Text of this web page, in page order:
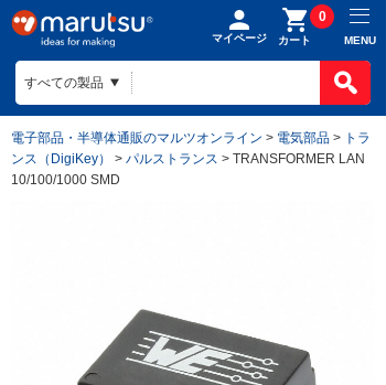
マイページ カート
0
MENU
電子部品・半導体通販のマルツオンライン > 電気部品 > トラ
ンス（DigiKey）
> パルストランス > TRANSFORMER LAN
10/100/1000 SMD